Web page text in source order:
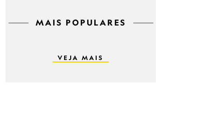
MAIS POPULARES
VEJA MAIS